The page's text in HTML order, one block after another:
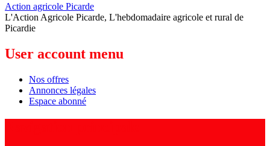
Action agricole Picarde
L'Action Agricole Picarde, L'hebdomadaire agricole et rural de
Picardie
User account menu
Nos offres
Annonces légales
Espace abonné